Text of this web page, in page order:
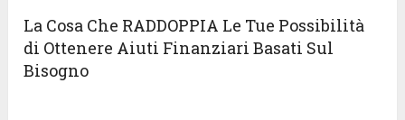
La Cosa Che RADDOPPIA Le Tue Possibilità
di Ottenere Aiuti Finanziari Basati Sul
Bisogno